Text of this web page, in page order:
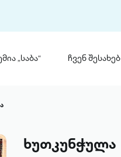
„საბა“
პრემია „საბა“
განაცხადი
ჩვენ შესახებ
ხუთკუნჭულა